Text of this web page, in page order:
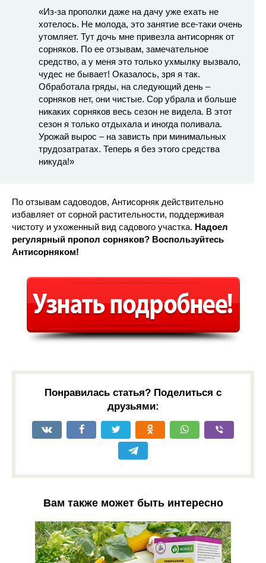
«Из-за прополки даже на дачу уже ехать не
хотелось. Не молода, это занятие все-таки очень
утомляет. Тут дочь мне привезла антисорняк от
сорняков. По ее отзывам, замечательное
средство, а у меня это только ухмылку вызвало,
чудес не бывает! Оказалось, зря я так.
Обработала гряды, на следующий день –
сорняков нет, они чистые. Сор убрала и больше
никаких сорняков весь сезон не видела. В этот
сезон я только отдыхала и иногда поливала.
Урожай вырос – на зависть при минимальных
трудозатратах. Теперь я без этого средства
никуда!»
По отзывам садоводов, Антисорняк действительно
избавляет от сорной растительности, поддерживая
чистоту и ухоженный вид садового участка. Надоел
регулярный пропол сорняков? Воспользуйтесь
Антисорняком!
Понравилась статья? Поделиться с
друзьями:
Вам также может быть интересно